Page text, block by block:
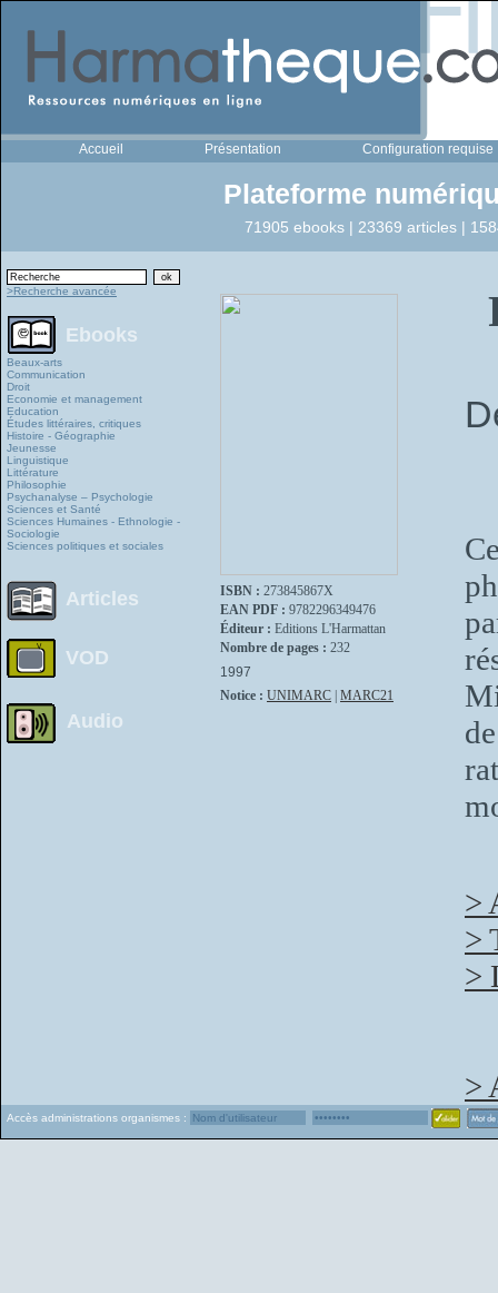
Accueil Présentation Configuration requise
Plateforme
71905 ebooks | 23369 articles |
>Recherche avancée
Ebooks
Beaux-arts
Communication
Droit
Economie et management
Education
Études littéraires, critiques
Histoire - Géographie
Jeunesse
Linguistique
Littérature
Philosophie
Psychanalyse – Psychologie
Sciences et Santé
Sciences Humaines - Ethnologie -
Sociologie
Sciences politiques et sociales
Articles
VOD
Audio
ISBN : 273845867X
EAN PDF : 9782296349476
Éditeur : Editions L'Harmattan
Nombre de pages : 232
1997
Notice : UNIMARC MARC21
>
>
>
>
Accès administrations organismes :